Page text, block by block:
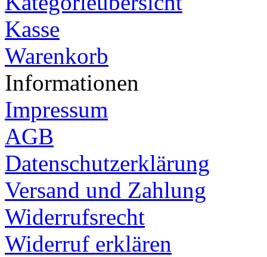
Kasse
Warenkorb
Informationen
Impressum
AGB
Datenschutzerklärung
Versand und Zahlung
Widerrufsrecht
Widerruf erklären